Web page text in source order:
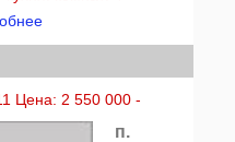
Цена: 2 550 000 -
п.